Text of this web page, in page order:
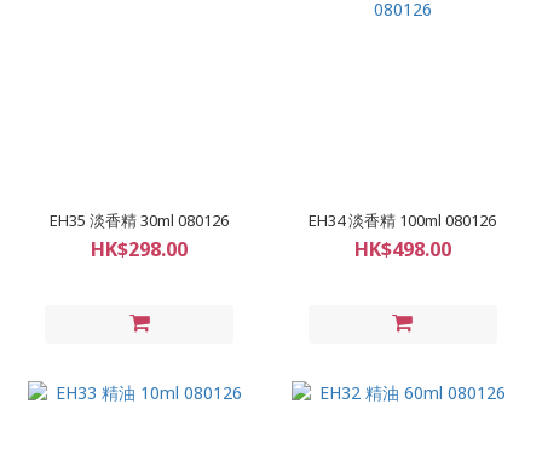
EH35 淡香精 30ml 080126
HK$298.00
EH34 淡香精 100ml 080126
HK$498.00